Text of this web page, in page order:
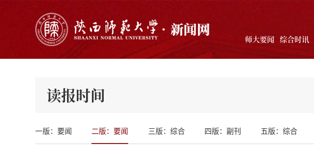
师大要闻 综合时讯
读报时间
一版：要闻 二版：要闻 三版：综合 四版：副刊 五版：综合